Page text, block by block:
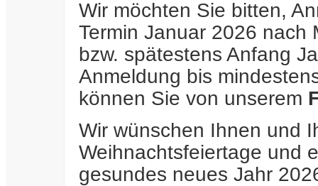
Wir möchten Sie bitten,
Termin Januar 2026 nach
bzw. spätestens Anfang
Anmeldung bis
können Sie von unserem
Wir wünschen Ihnen und
Weihnachtsfeiertage und
gesundes neues Jahr